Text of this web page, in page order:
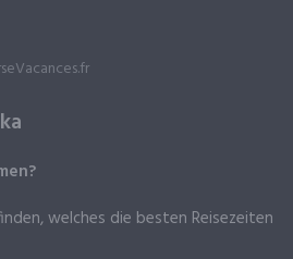
welches die besten Reisezeiten